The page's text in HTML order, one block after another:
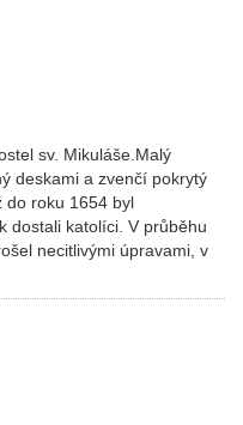
sv. Mikuláše.Malý
deskami a zvenčí pokrytý
do roku 1654 byl
dostali katolíci. V průběhu
necitlivými úpravami, v